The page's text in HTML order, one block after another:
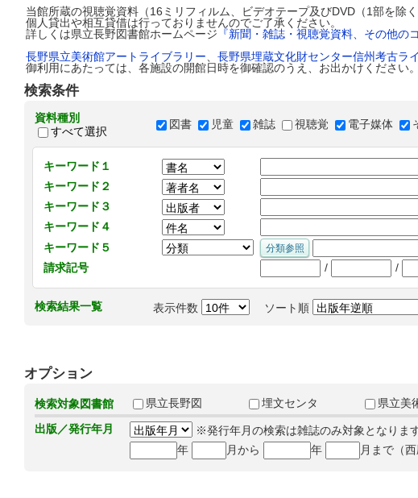
当館所蔵の視聴覚資料（16ミリフィルム、ビデオテープ及びDVD（1部を除
個人貸出や相互貸借は行っておりませんのでご了承ください。
詳しくは県立長野図書館ホームページ 『新聞・雑誌・視聴覚資料、その他の
長野県立美術館アートライブラリー
長野県埋蔵文化財センター信州考古ラ
御利用にあたっては、各施設の開館日時を御確認のうえ、お出かけください。
検索条件
資料種別
すべて選択
図書 児童 雑誌 視聴覚 電子媒体
キーワード１
キーワード２
キーワード３
キーワード４
キーワード５
請求記号
/ /
検索結果一覧 表示件数 ソート順
オプション
検索対象図書館 県立長野図 埋文センタ
県立美
出版／発行年月
※発行年月の検索は雑誌のみ対象となります
年
月から 年 月まで（